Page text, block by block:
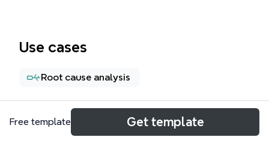
Use cases
Root cause analysis
About
Free template Get template